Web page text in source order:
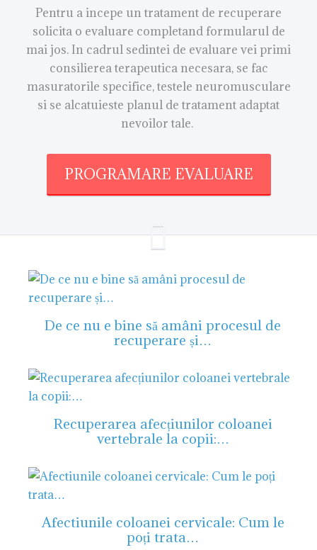
Pentru a incepe un tratament de recuperare
solicita o evaluare completand formularul de
mai jos. In cadrul sedintei de evaluare vei primi
consilierea terapeutica necesara, se fac
masuratorile specifice, testele neuromusculare
si se alcatuieste planul de tratament adaptat
nevoilor tale.
PROGRAMARE EVALUARE
De ce nu e bine să amâni procesul de
recuperare și…
Recuperarea afecțiunilor coloanei
vertebrale la copii:…
Afectiunile coloanei cervicale: Cum le
poți trata…